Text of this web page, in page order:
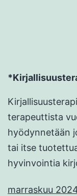
terapeuttista
hyödynnetään
tai itse
hyvinvointia
marraskuu